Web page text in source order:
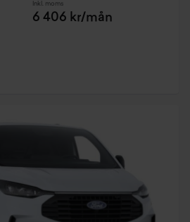
Inkl. moms
6 406 kr/mån